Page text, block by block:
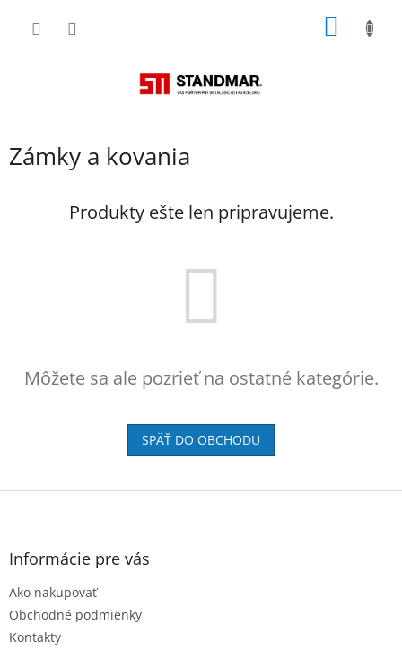
Zámky a kovania
Produkty ešte len pripravujeme.
Môžete sa ale pozrieť na ostatné kategórie.
SPÄŤ DO OBCHODU
Z
Informácie pre vás
Ako nakupovať
Obchodné podmienky
Kontakty